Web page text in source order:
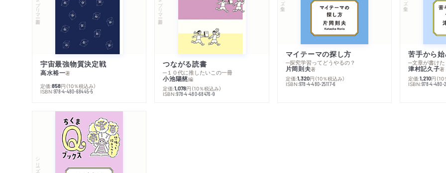
宇宙最強物質決定戦
高水裕一著
定価:858円 （10％税込み）
ISBN:978-4-480-68445-5
つながる読書
─１０代に推したいこの一冊
小池陽慈編
定価:1,078円 （10％税込み）
ISBN:978-4-480-68476-9
マイテーマの探し方
─探究学習ってどうやるの？
片岡則夫著
定価:1,320円 （10％税込み）
ISBN:978-4-480-25117-6
苦手から
─文章が書け
津村記久子著
定価:1,210円 （
ISBN:978-4-480-
シリーズ・全集